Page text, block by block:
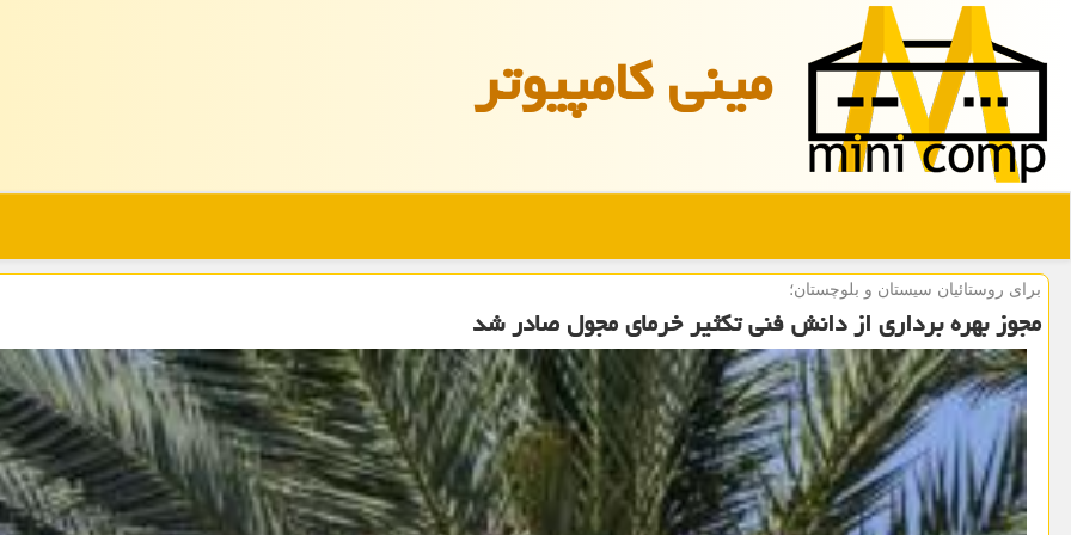
مینی كامپیوتر
برای روستائیان سیستان و بلوچستان؛
مجوز بهره برداری از دانش فنی تكثیر خرمای مجول صادر شد